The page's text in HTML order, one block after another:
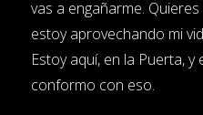
vas a engañarme.
estoy aprovechando mi
Estoy aquí, en la Puerta,
conformo con eso.